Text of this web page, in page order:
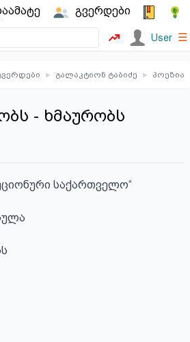
გვერდები
User ☰
▸ გალაკტიონ ტაბიძე ▸ პოეზია
- ხმაურობს
საქართველო“